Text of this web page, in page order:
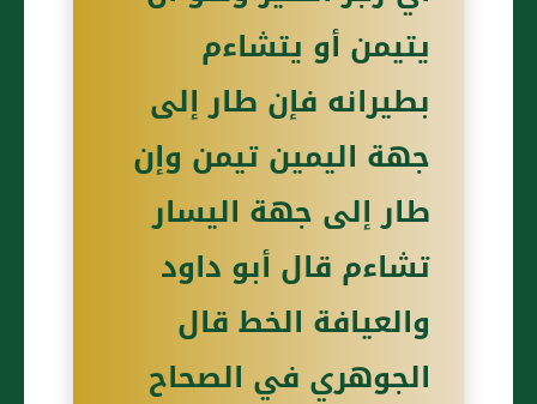
يتيمن أو يتشاءم
بطيرانه فإن طار إلى
جهة اليمين تيمن وإن
طار إلى جهة اليسار
تشاءم قال أبو داود
والعيافة الخط قال
الجوهري في الصحاح